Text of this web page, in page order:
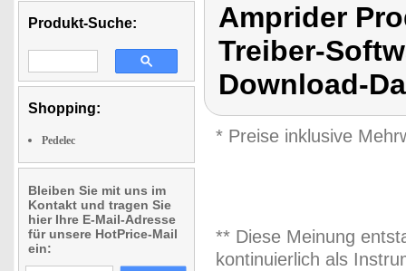
Produkt-Suche:
Shopping:
Pedelec
Bleiben Sie mit uns im
Kontakt und tragen Sie
hier Ihre E-Mail-Adresse
für unsere HotPrice-Mail
ein:
Amprider
Treiber-
Download-
* Preise inklusive
** Diese Meinung
kontinuierlich als